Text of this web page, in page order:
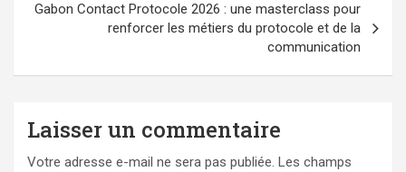
Gabon Contact Protocole 2026 : une masterclass pour
renforcer les métiers du protocole et de la
communication
Laisser un commentaire
Votre adresse e-mail ne sera pas publiée. Les champs